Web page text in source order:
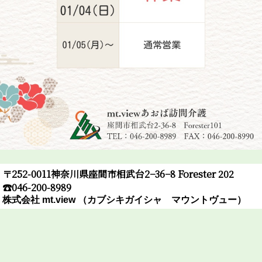
〒252-0011神奈川県座間市相武台2−36−8 Forester 202
☎︎046-200-8989
株式会社 mt.view （カブシキガイシャ マウントヴュー）